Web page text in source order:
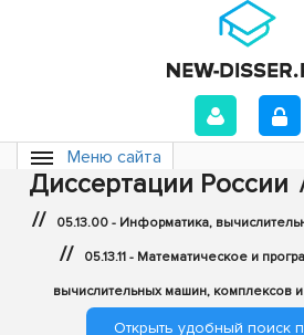
Меню сайта
Диссертации России
// 05.13.00 - Информатика,
// 05.13.11 - Математическое и
вычислительных машин, комплексов
Открыть удобный поиск